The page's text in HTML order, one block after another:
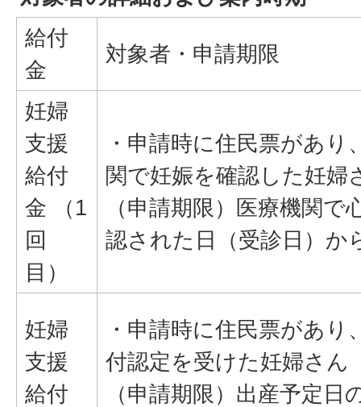
給付
金
対象者・申請期限
妊婦
支援
給付
金 （1
回
目）
・申請時に住民票があり
関で妊娠を確認した妊婦
（申請期限）医療機関で
認された日（受診日）か
妊婦
支援
給付
・申請時に住民票があり
付認定を受けた妊婦さん
（申請期限）出産予定日